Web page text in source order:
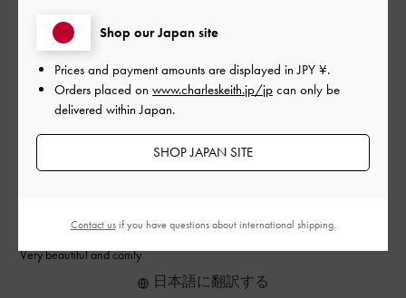
このレビューは役に立ちましたか？
ご利用者様
Very beautiful and comfy
Very beautiful and comfy
日本語に翻訳する
2026-05-16
Shop our Japan site
Prices and payment amounts are displayed inJPY ¥.
Orders placed on www.charleskeith.jp/jp can only be
delivered within Japan.
SHOP JAPAN SITE
Contact usif you have questions about international shipping.